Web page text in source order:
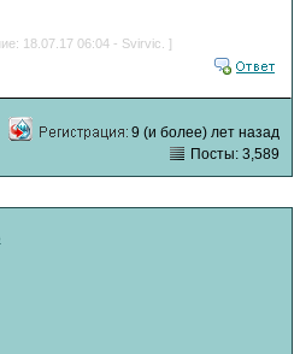
18.07.17 06:04 - Svirvic. ]
9 (и более) лет назад
Посты: 3,589